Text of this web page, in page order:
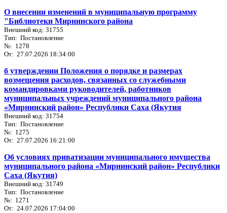
О внесении изменений в муниципальную программу
"Библиотеки Мирнинского района
Внешний код: 31755
Тип: Постановление
№: 1278
От: 27.07.2026 18:34:00
б утверждении Положения о порядке и размерах
возмещения расходов, связанных со служебными
командировками руководителей, работников
муниципальных учреждений муниципального района
«Мирнинский район» Республики Саха (Якутия
Внешний код: 31754
Тип: Постановление
№: 1275
От: 27.07.2026 16:21:00
Об условиях приватизации муниципального имущества
муниципального района «Мирнинский район» Республики
Саха (Якутия)
Внешний код: 31749
Тип: Постановление
№: 1271
От: 24.07.2026 17:04:00